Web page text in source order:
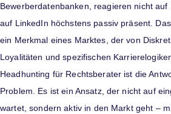
Bewerberdatenbanken, reagieren nicht auf
auf LinkedIn höchstens passiv präsent.
ein Merkmal eines Marktes, der von
Loyalitäten und spezifischen
Headhunting für Rechtsberater ist die
Problem. Es ist ein Ansatz, der nicht auf
wartet, sondern aktiv in den Markt geht –